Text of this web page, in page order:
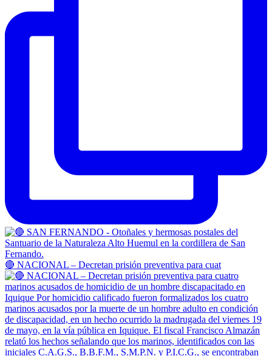
🔴 NACIONAL – Decretan prisión preventiva para cuat